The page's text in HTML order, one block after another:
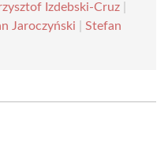
Izdebski-Cruz
Jaroczyński
Stefan